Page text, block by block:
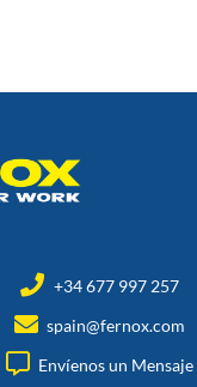
+34 677 997 257
spain@fernox.com
Envíenos un Mensaje